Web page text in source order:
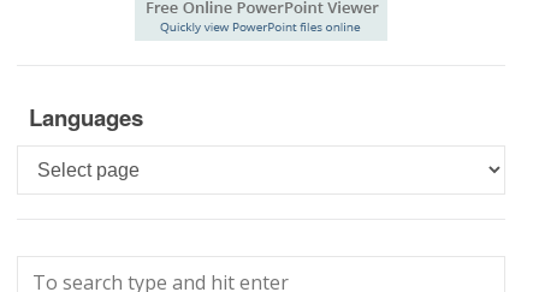
Languages
Languages